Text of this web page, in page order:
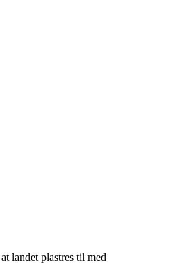
landet plastres til med